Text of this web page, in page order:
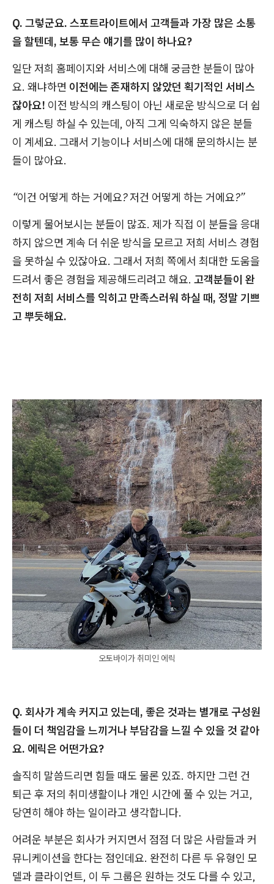
Q. 그렇군요. 스포트라이트에서 고객들과 가장 많은 소통
을 할텐데, 보통 무슨 얘기를 많이 하나요?
일단 저희 홈페이지와 서비스에 대해 궁금한 분들이 많아
요. 왜냐하면 이전에는 존재하지 않았던 획기적인 서비스
잖아요! 이전 방식의 캐스팅이 아닌 새로운 방식으로 더 쉽
게 캐스팅 하실 수 있는데, 아직 그게 익숙하지 않은 분들
이 계세요. 그래서 기능이나 서비스에 대해 문의하시는 분
들이 많아요.
“이건 어떻게 하는 거에요? 저건 어떻게 하는 거에요?”
이렇게 물어보시는 분들이 많죠. 제가 직접 이 분들을 응대
하지 않으면 계속 더 쉬운 방식을 모르고 저희 서비스 경험
을 못하실 수 있잖아요. 그래서 저희 쪽에서 최대한 도움을
드려서 좋은 경험을 제공해드리려고 해요. 고객분들이 완
전히 저희 서비스를 익히고 만족스러워 하실 때, 정말 기쁘
고 뿌듯해요.
오토바이가 취미인 에릭
Q. 회사가 계속 커지고 있는데, 좋은 것과는 별개로 구성원
들이 더 책임감을 느끼거나 부담감을 느낄 수 있을 것 같아
요. 에릭은 어떤가요?
솔직히 말씀드리면 힘들 때도 물론 있죠. 하지만 그런 건
퇴근 후 저의 취미생활이나 개인 시간에 풀 수 있는 거고,
당연히 해야 하는 일이라고 생각합니다.
어려운 부분은 회사가 커지면서 점점 더 많은 사람들과 커
뮤니케이션을 한다는 점인데요. 완전히 다른 두 유형인 모
델과 클라이언트, 이 두 그룹은 원하는 것도 다를 수 있고,